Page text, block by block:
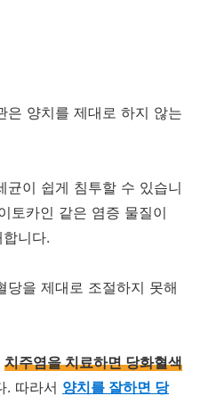
은 양치를 제대로 하지 않는
균이 쉽게 침투할 수 있습니
토카인 같은 염증 물질이
니다.
당을 제대로 조절하지 못해
치주염을 치료하면 당화혈색
. 따라서 양치를 잘하면 당